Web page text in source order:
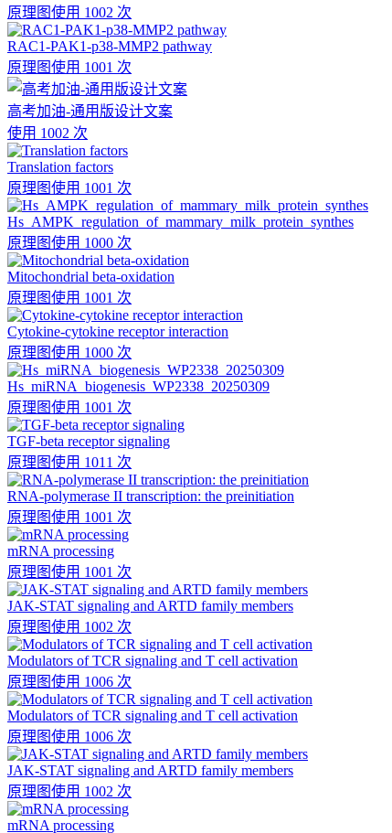
原理图使用 1002 次
RAC1-PAK1-p38-MMP2 pathway
原理图使用 1001 次
高考加油-通用版设计文案
使用 1002 次
Translation factors
原理图使用 1001 次
Hs_AMPK_regulation_of_mammary_milk_protein_synthes
原理图使用 1000 次
Mitochondrial beta-oxidation
原理图使用 1001 次
Cytokine-cytokine receptor interaction
原理图使用 1000 次
Hs_miRNA_biogenesis_WP2338_20250309
原理图使用 1001 次
TGF-beta receptor signaling
原理图使用 1011 次
RNA-polymerase II transcription: the preinitiation
原理图使用 1001 次
mRNA processing
原理图使用 1001 次
JAK-STAT signaling and ARTD family members
原理图使用 1002 次
Modulators of TCR signaling and T cell activation
原理图使用 1006 次
Modulators of TCR signaling and T cell activation
原理图使用 1006 次
JAK-STAT signaling and ARTD family members
原理图使用 1002 次
mRNA processing